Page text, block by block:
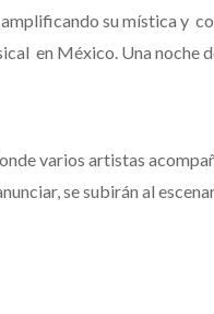
su mística y
en México. Una noche
varios artistas
se subirán al